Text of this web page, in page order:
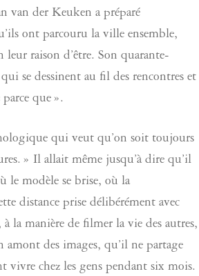
van der Keuken a préparé
ont parcouru la ville ensemble,
leur raison d’être. Son quarante-
se dessinent au fil des rencontres et
que ».
qui veut qu’on soit toujours
» Il allait même jusqu’à dire qu’il
le modèle se brise, où la
distance prise délibérément avec
la manière de filmer la vie des autres,
amont des images, qu’il ne partage
vivre chez les gens pendant six mois.